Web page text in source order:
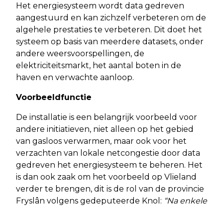
Het energiesysteem wordt data gedreven
aangestuurd en kan zichzelf verbeteren om de
algehele prestaties te verbeteren. Dit doet het
systeem op basis van meerdere datasets, onder
andere weersvoorspellingen, de
elektriciteitsmarkt, het aantal boten in de
haven en verwachte aanloop.
Voorbeeldfunctie
De installatie is een belangrijk voorbeeld voor
andere initiatieven, niet alleen op het gebied
van gasloos verwarmen, maar ook voor het
verzachten van lokale netcongestie door data
gedreven het energiesysteem te beheren. Het
is dan ook zaak om het voorbeeld op Vlieland
verder te brengen, dit is de rol van de provincie
Fryslân volgens gedeputeerde Knol: “Na enkele